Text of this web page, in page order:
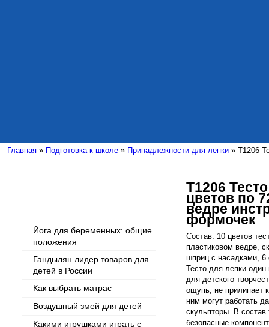
Главная » Подготовка к школе » Принадлежности для лепки » T1206
Йога для беременных: общие
положения
Гандылян лидер товаров для
детей в России
Как выбрать матрас
Воздушный змей для детей
Какими игрушками играть с
T1206
цветов по
ведре
формочек
Состав: 10 цветов
пластиковом ведре,
шприц с насадками,
Тесто для лепки
для детского
ощупь, не прилипает
ним могут работать
скульпторы. В состав
безопасные